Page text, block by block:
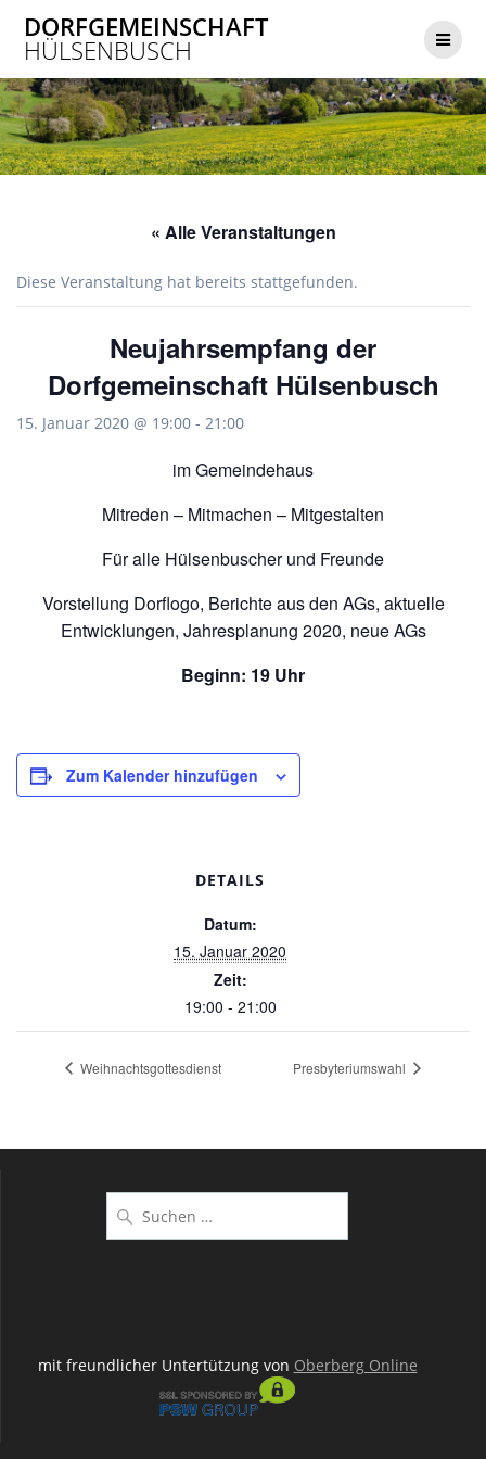
Inhalt
DORFGEMEINSCHAFT
HÜLSENBUSCH
« Alle Veranstaltungen
Diese Veranstaltung hat bereits stattgefunden.
Neujahrsempfang der
Dorfgemeinschaft Hülsenbusch
15. Januar 2020 @ 19:00 - 21:00
im Gemeindehaus
Mitreden – Mitmachen – Mitgestalten
Für alle Hülsenbuscher und Freunde
Vorstellung Dorflogo, Berichte aus den AGs, aktuelle
Entwicklungen, Jahresplanung 2020, neue AGs
Beginn: 19 Uhr
Zum Kalender hinzufügen
DETAILS
Datum:
15. Januar 2020
Zeit:
19:00 - 21:00
Weihnachtsgottesdienst Presbyteriumswahl
nach:
mit freundlicher Untertützung von Oberberg Online